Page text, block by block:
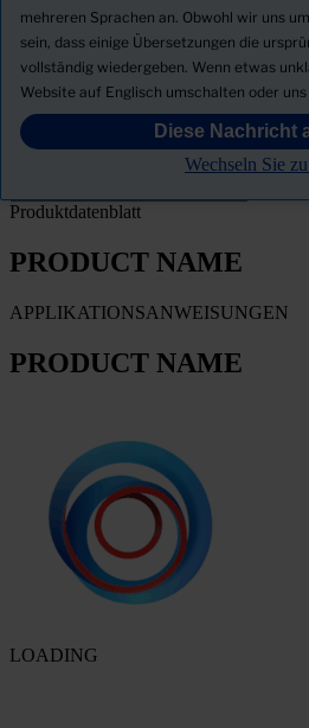
mehreren Sprachen an. Obwohl wir uns
sein, dass einige Übersetzungen die
vollständig wiedergeben. Wenn etwas
Website auf Englisch umschalten oder uns
Diese Nachricht
Wechseln Sie
Sicherheitsdatenblatt herunterladen
PRODUCT NAME
FILTER
Produktdatenblatt
PRODUCT NAME
APPLIKATIONSANWEISUNGEN
PRODUCT NAME
LOADING